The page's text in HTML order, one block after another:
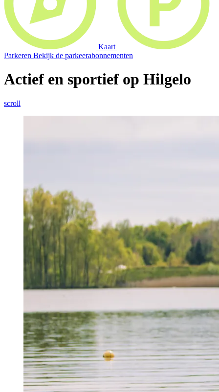
Kaart
Parkeren Bekijk de parkeerabonnementen
Actief en sportief op Hilgelo
scroll